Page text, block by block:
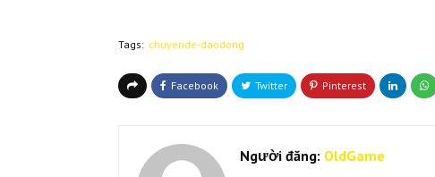
Tags: chuyende-daodong
Người đăng: OldGame